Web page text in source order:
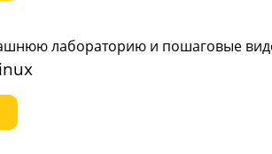
лабораторию и пошаговые